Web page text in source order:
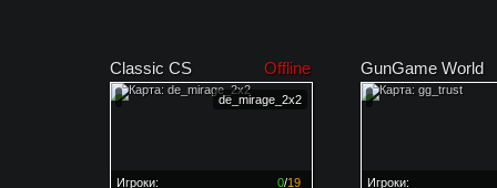
Classic CS Offline
de_mirage_2x2
0/19
Игроки:
GunGame World
Игроки: